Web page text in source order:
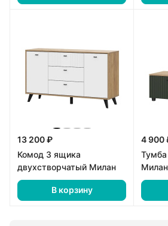
13 200 ₽
Комод 3 ящика
двухстворчатый Милан
В корзину
4 900
Милан